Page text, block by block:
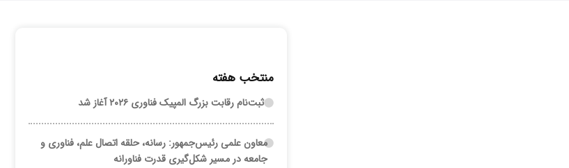
منتخب هفته
ثبت‌نام رقابت بزرگ المپیک فناوری ۲۰۲۶ آغاز شد
معاون علمی رئیس‌جمهور: رسانه، حلقه اتصال علم، فناوری و
جامعه در مسیر شکل‌گیری قدرت فناورانه